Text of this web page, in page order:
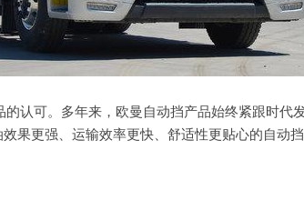
认可。多年来，欧曼自动挡产品始终紧跟时代
果更强、运输效率更快、舒适性更贴心的自动